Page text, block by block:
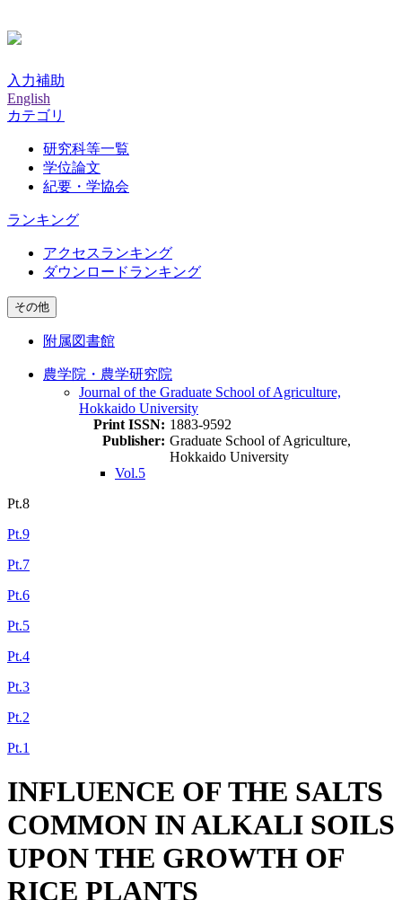
入力補助
English
カテゴリ
研究科等一覧
学位論文
紀要・学協会
ランキング
アクセスランキング
ダウンロードランキング
その他
附属図書館
農学院・農学研究院
Journal of the Graduate School of Agriculture,
Hokkaido University
Print ISSN: 1883-9592
Publisher: Graduate School of Agriculture,
Hokkaido University
Vol.5
Pt.8
Pt.9
Pt.7
Pt.6
Pt.5
Pt.4
Pt.3
Pt.2
Pt.1
INFLUENCE OF THE SALTS
COMMON IN ALKALI SOILS
UPON THE GROWTH OF
RICE PLANTS